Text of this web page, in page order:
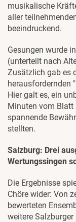
musikalische
aller
beeindruckend.
Gesungen wurde
(unterteilt nach
Zusätzlich gab es
herausfordernden
Hier galt es, ein
Minuten vom
spannende
stellten.
Salzburg: Drei
Wertungssingen
Die Ergebnisse
Chöre wider: Von
bewerteten
weitere